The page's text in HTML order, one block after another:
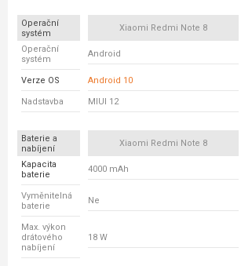
Operační
systém
Xiaomi Redmi Note 8
Operační
systém
Android
Verze OS Android 10
Nadstavba MIUI 12
Baterie a
nabíjení
Xiaomi Redmi Note 8
Kapacita
baterie
4000 mAh
Vyměnitelná
baterie
Ne
Max. výkon
drátového
nabíjení
18 W